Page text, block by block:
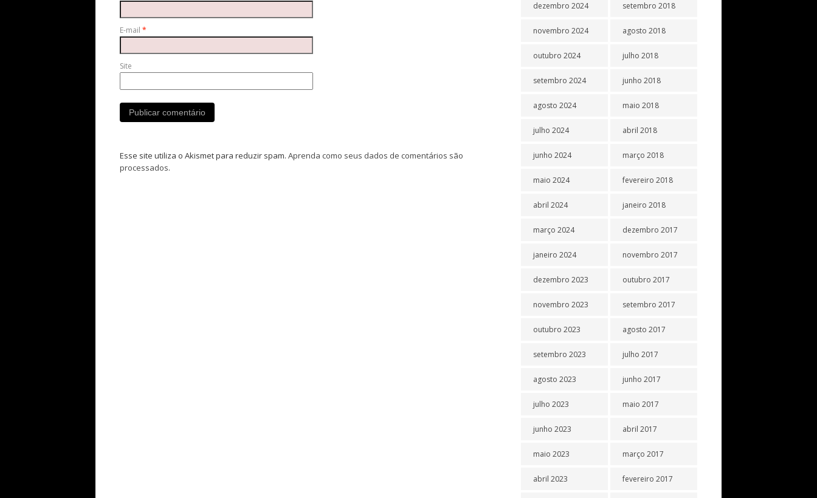
E-mail *
Site
Esse site utiliza o Akismet para reduzir spam. Aprenda como seus dados de comentários são
processados.
dezembro 2024
novembro 2024
outubro 2024
setembro 2024
agosto 2024
julho 2024
junho 2024
maio 2024
abril 2024
março 2024
janeiro 2024
dezembro 2023
novembro 2023
outubro 2023
setembro 2023
agosto 2023
julho 2023
junho 2023
maio 2023
abril 2023
setembro 2018
agosto 2018
julho 2018
junho 2018
maio 2018
abril 2018
março 2018
fevereiro 2018
janeiro 2018
dezembro 2017
novembro 2017
outubro 2017
setembro 2017
agosto 2017
julho 2017
junho 2017
maio 2017
abril 2017
março 2017
fevereiro 2017